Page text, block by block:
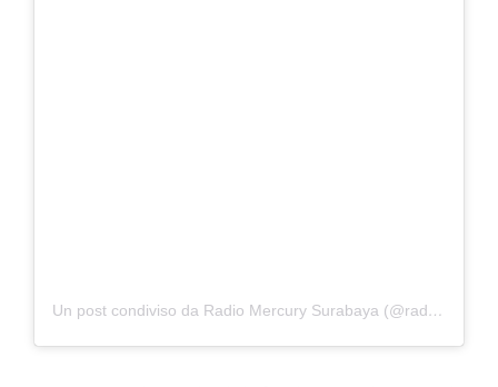
Un post condiviso da Radio Mercury Surabaya (@radiomercury96)